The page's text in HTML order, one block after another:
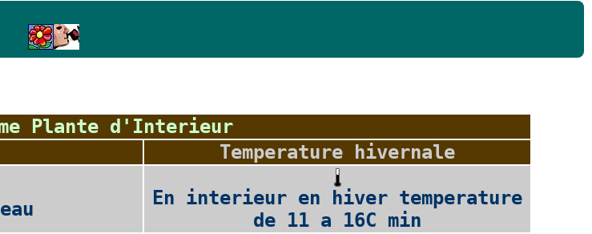
Plante d'Interieur
Temperature hivernale
En interieur en hiver temperature
de 11 a 16C min